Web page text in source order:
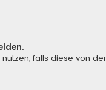
falls diese von